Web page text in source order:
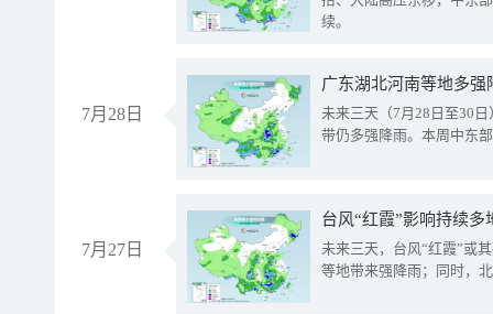
续。
7月28日
广东湖北河南等地多
未来三天（7月28日至30
带仍多强降雨。本周中东
7月27日
台风“红霞”影响持续
未来三天，台风“红霞”或
等地带来强降雨；同时，